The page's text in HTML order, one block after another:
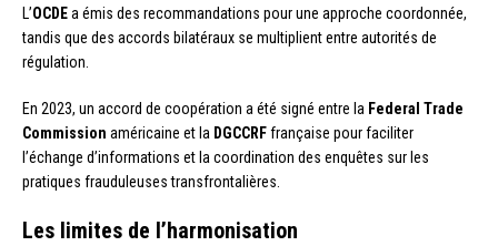
L’OCDEa émis des recommandations pour une approche coordonnée,
tandis que des accords bilatéraux se multiplient entre autorités de
régulation.
En 2023, un accord de coopération a été signé entre la Federal Trade
Commission américaine et la DGCCRFfrançaise pour faciliter
l’échange d’informations et la coordination des enquêtes sur les
pratiques frauduleuses transfrontalières.
Les limites de l’harmonisation